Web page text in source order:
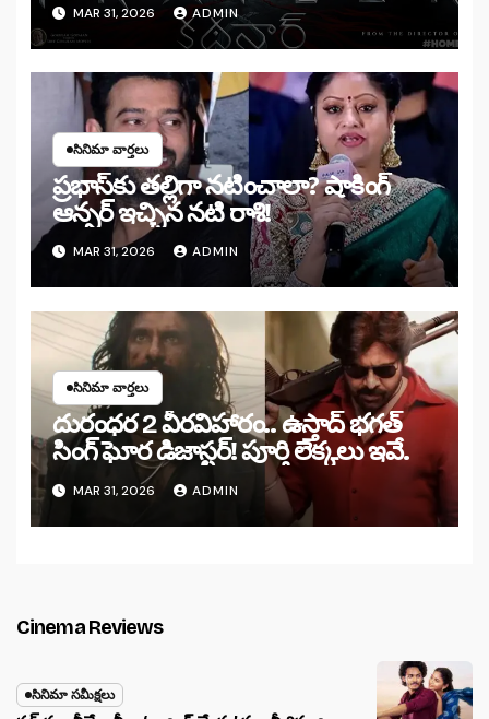
MAR 31, 2026 ADMIN
సినిమా వార్తలు
ప్రభాస్‌కు తల్లిగా నటించాలా? షాకింగ్
ఆన్సర్ ఇచ్చిన నటి రాశి!
MAR 31, 2026 ADMIN
సినిమా వార్తలు
దురంధర 2 వీరవిహారం.. ఉస్తాద్ భగత్
సింగ్ ఘోర డిజాస్టర్! పూర్తి లెక్కలు ఇవే.
MAR 31, 2026 ADMIN
Cinema Reviews
సినిమా సమీక్షలు